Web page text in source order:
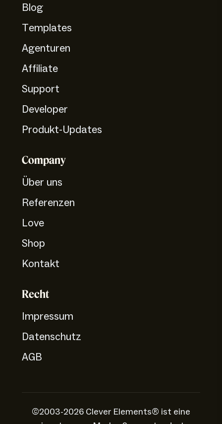
Blog
Templates
Agenturen
Affiliate
Support
Developer
Produkt-Updates
Company
Über uns
Referenzen
Love
Shop
Kontakt
Recht
Impressum
Datenschutz
AGB
©2003-2026 Clever Elements® ist eine